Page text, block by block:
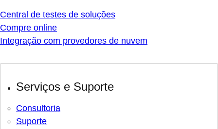
Central de testes de soluções
Compre online
Integração com provedores de nuvem
Serviços e Suporte
Consultoria
Suporte